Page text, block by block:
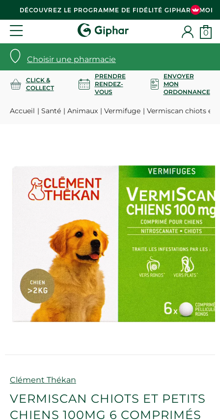
DÉCOUVREZ LE PROGRAMME DE FIDÉLITÉ GIPHAR & MOI
Choisir une pharmacie
0
CLICK &
COLLECT
PRENDRE
RENDEZ-
VOUS
ENVOYER
MON
ORDONNANCE
Accueil Santé Animaux Vermifuge Vermiscan chiots et
Marque
Clément Thékan
VERMISCAN CHIOTS ET PETITS
CHIENS 100MG 6 COMPRIMÉS